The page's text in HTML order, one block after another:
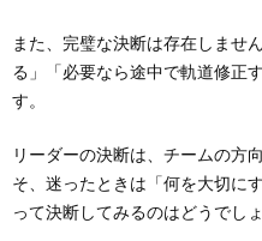
また、完璧な決断は存在しませ
る」「必要なら途中で軌道修正
す。
リーダーの決断は、チームの方
そ、迷ったときは「何を大切に
って決断してみるのはどうでし